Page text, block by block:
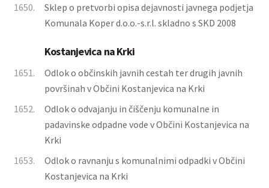
1650.
Sklep o pretvorbi opisa dejavnosti javnega podjetja
Komunala Koper d.o.o.-s.r.l. skladno s SKD 2008
Kostanjevica na Krki
1651.
Odlok o občinskih javnih cestah ter drugih javnih
površinah v Občini Kostanjevica na Krki
1652.
Odlok o odvajanju in čiščenju komunalne in
padavinske odpadne vode v Občini Kostanjevica na
Krki
1653.
Odlok o ravnanju s komunalnimi odpadki v Občini
Kostanjevica na Krki